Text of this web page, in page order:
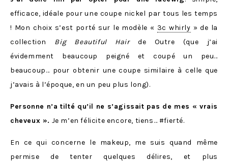
efficace, idéale pour une coupe nickel par tous les temps
! Mon choix s’est porté sur le modèle « 3c whirly » de la
collection Big Beautiful Hairde Outre (que j’ai
évidemment beaucoup peigné et coupé un peu…
beaucoup… pour obtenir une coupe similaire à celle que
j’avais à l’époque, en un peu plus long).
Personne n’a tilté qu’il ne s’agissait pas de mes « vrais
cheveux ». Je m’en félicite encore, tiens… #fierté.
En ce qui concerne le makeup, me suis quand même
permise de tenter quelques délires, et plus